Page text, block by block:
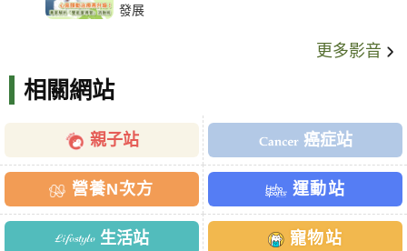
發展
更多影音
相關網站
親子站 癌症站
營養N次方 運動站
生活站 寵物站